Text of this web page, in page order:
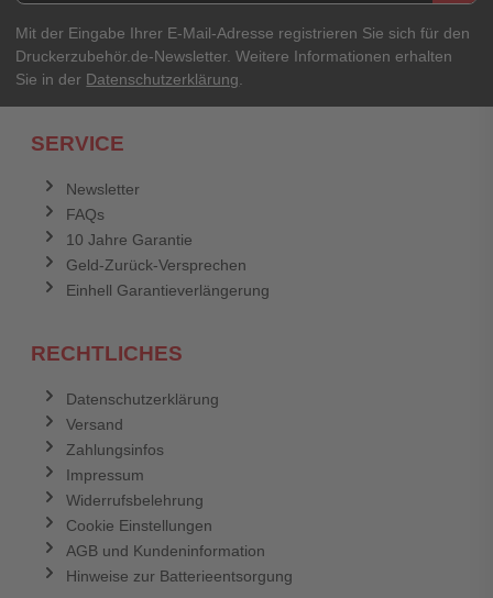
Mit der Eingabe Ihrer E-Mail-Adresse registrieren Sie sich für den
Druckerzubehör.de-Newsletter. Weitere Informationen erhalten
Sie in der Datenschutzerklärung
SERVICE
Newsletter
FAQs
10 Jahre Garantie
Geld-Zurück-Versprechen
Einhell Garantieverlängerung
RECHTLICHES
Datenschutzerklärung
Versand
Zahlungsinfos
Impressum
Widerrufsbelehrung
Cookie Einstellungen
AGB und Kundeninformation
Hinweise zur Batterieentsorgung